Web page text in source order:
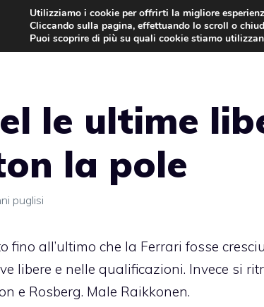
le ultime
la pole
puglisi
fino all’ultimo che la Ferrari fosse
libere e nelle qualificazioni. Invece si
e Rosberg. Male Raikkonen.
Utilizziamo i cookie per offrirti la migliore
Cliccando sulla pagina, effettuando lo scroll o
Puoi scoprire di più su quali cookie stiamo